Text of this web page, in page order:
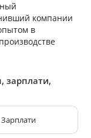
компании
в
—
от входа
зарплати,
Зарплати